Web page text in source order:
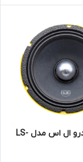
میدرنج خودرو ال اس مدل LS-